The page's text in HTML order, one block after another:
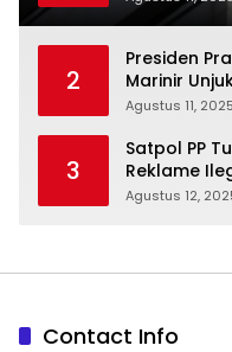
2
Presiden
Marinir
Struktur Baru
Agustus 11, 2025
3
Satpol PP
Reklame
dan Indah
Agustus 12,
Contact Info